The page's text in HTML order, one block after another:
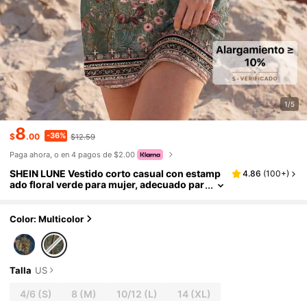
1/5
$8.00 -36% $12.59
Paga ahora, o en 4 pagos de $2.00
SHEIN LUNE Vestido corto casual con estamp
ado floral verde para mujer, adecuado par
4.86 (100+)
Color: Multicolor
Talla US
4/6 (S) 8 (M) 10/12 (L) 14(XL)